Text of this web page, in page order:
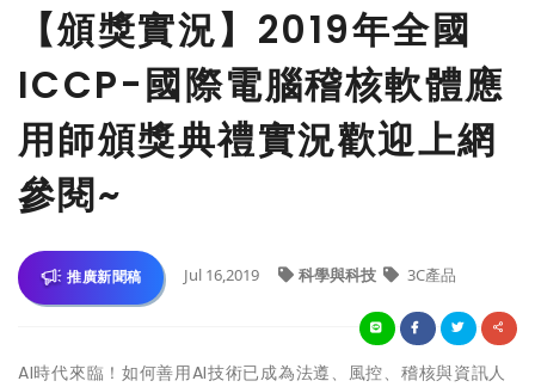
【頒獎實況】2019年全國
ICCP-國際電腦稽核軟體應
用師頒獎典禮實況歡迎上網
參閱~
推廣新聞稿 Jul 16,2019 科學與科技 3C產品
AI時代來臨！如何善用AI技術已成為法遵、風控、稽核與資訊人